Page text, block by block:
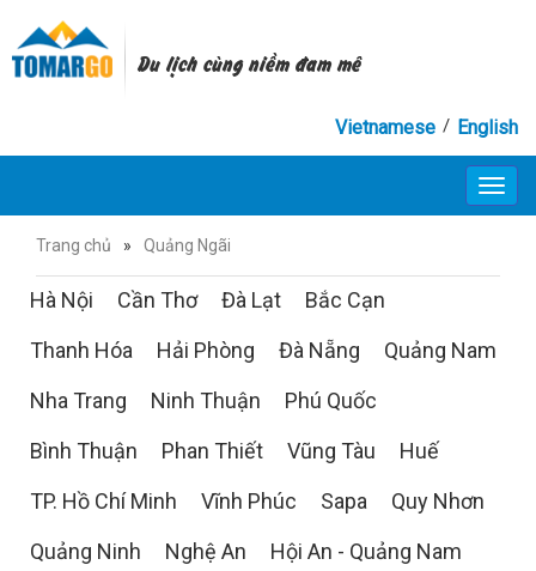
Du lịch cùng niềm đam mê
English
/
Vietnamese
Trang chủ » Quảng Ngãi
Hà Nội Cần Thơ Đà Lạt
Bắc Cạn
Thanh Hóa
Hải Phòng Đà Nẵng
Quảng Nam
Nha Trang
Ninh Thuận
Phú Quốc
Bình Thuận
Phan Thiết Vũng Tàu
Huế
TP. Hồ Chí Minh
Vĩnh Phúc Sapa
Quy Nhơn
Quảng Ninh
Nghệ An
Hội An - Quảng Nam